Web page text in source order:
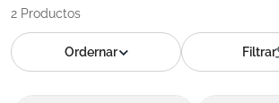
2 Productos
3. bioderma
5. cerave